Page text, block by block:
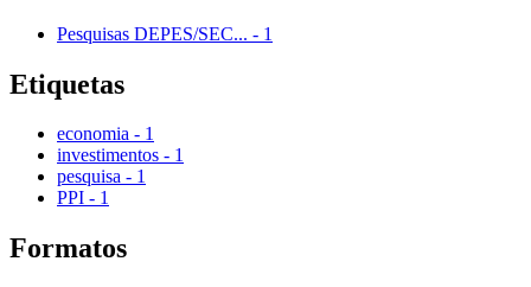
Pesquisas DEPES/SEC... - 1
Etiquetas
economia - 1
investimentos - 1
pesquisa - 1
PPI - 1
Formatos